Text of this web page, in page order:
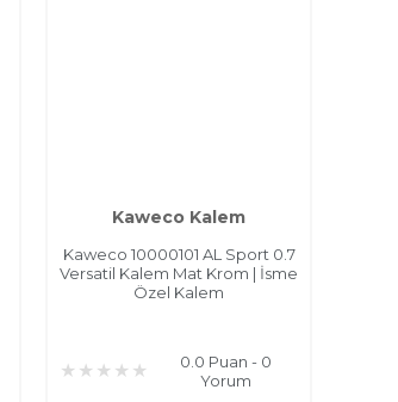
Kaweco Kalem
Kaweco 10000101 AL Sport 0.7
Versatil Kalem Mat Krom | İsme
Özel Kalem
0.0 Puan - 0
Yorum